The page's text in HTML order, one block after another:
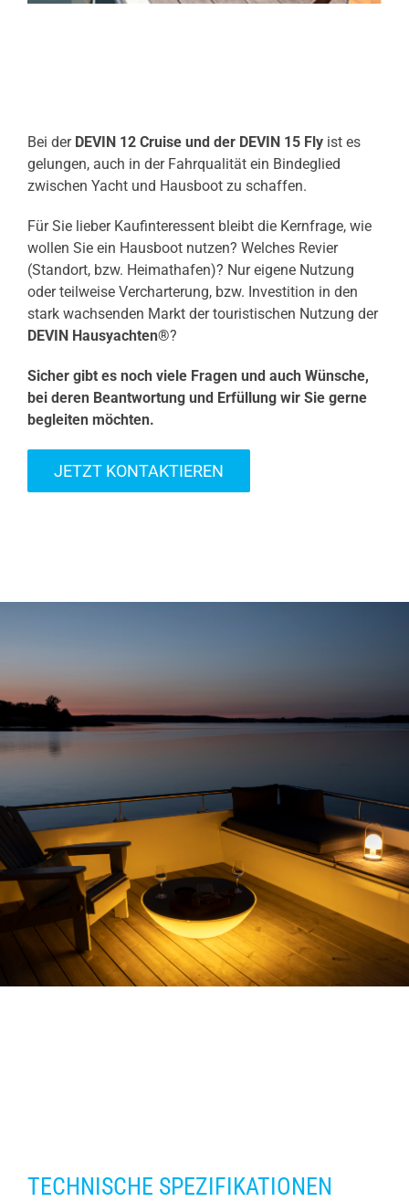
Bei der DEVIN 12 Cruise und der DEVIN 15 Fly ist es
gelungen, auch in der Fahrqualität ein Bindeglied
zwischen Yacht und Hausboot zu schaffen.
Für Sie lieber Kaufinteressent bleibt die Kernfrage, wie
wollen Sie ein Hausboot nutzen? Welches Revier
(Standort, bzw. Heimathafen)? Nur eigene Nutzung
oder teilweise Vercharterung, bzw. Investition in den
stark wachsenden Markt der touristischen Nutzung der
DEVIN Hausyachten®?
Sicher gibt es noch viele Fragen und auch Wünsche,
bei deren Beantwortung und Erfüllung wir Sie gerne
begleiten möchten.
JETZT KONTAKTIEREN
TECHNISCHE SPEZIFIKATIONEN